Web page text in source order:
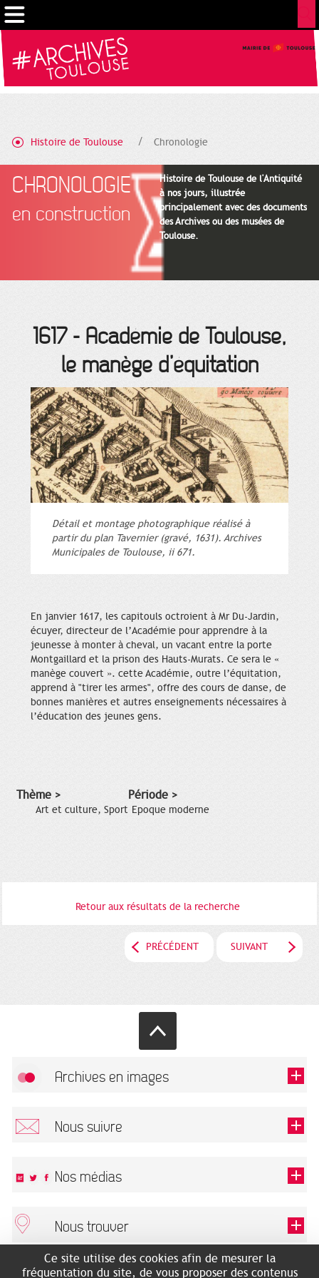
Histoire de Toulouse Chronologie
CHRONOLOGIE
en construction
Histoire de Toulouse de l'Antiquité
à nos jours, illustrée
principalement avec des documents
des Archives ou des musées de
Toulouse.
1617- Académie de Toulouse,
le manège d’équitation
Détail et montage photographique réalisé à
partir du plan Tavernier (gravé, 1631). Archives
Municipales de Toulouse, ii 671.
En janvier 1617, les capitouls octroient à Mr Du-Jardin,
écuyer, directeur de l’Académie pour apprendre à la
jeunesse à monter à cheval, un vacant entre la porte
Montgaillard et la prison des Hauts-Murats. Ce sera le «
manège couvert ». cette Académie, outre l’équitation,
apprend à "tirer les armes", offre des cours de danse, de
bonnes manières et autres enseignements nécessaires à
l’éducation des jeunes gens.
Thème >
Art et culture, Sport
Période >
Epoque moderne
Retour aux résultats de la recherche
PRÉCÉDENT SUIVANT
Archives en images
Nous suivre
Ce champ est exigé.
Nos médias
Nous trouver
ARCHIVES MUNICIPALES
RECHERCHES GÉNÉALOGIQUES
Gestion de vos préférences sur les cookies
Ce site utilise des cookies afin de mesurer la
fréquentation du site, de vous proposer des contenus